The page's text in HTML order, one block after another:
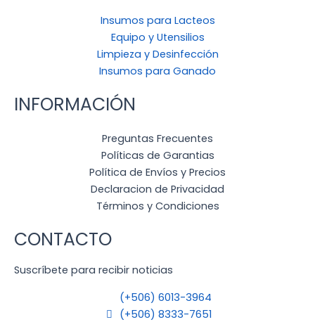
Insumos para Lacteos
Equipo y Utensilios
Limpieza y Desinfección
Insumos para Ganado
INFORMACIÓN
Preguntas Frecuentes
Políticas de Garantias
Política de Envíos y Precios
Declaracion de Privacidad
Términos y Condiciones
CONTACTO
Suscríbete para recibir noticias
(+506) 6013-3964
(+506) 8333-7651